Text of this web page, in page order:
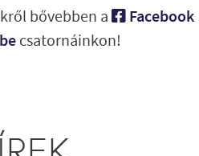
LELKISÉG
bővebben a
Facebook
csatornáinkon!